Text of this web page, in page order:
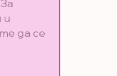
и
да се